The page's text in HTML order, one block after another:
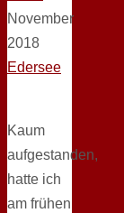
November
2018
Edersee
Kaum
aufgestanden,
hatte ich
am frühen